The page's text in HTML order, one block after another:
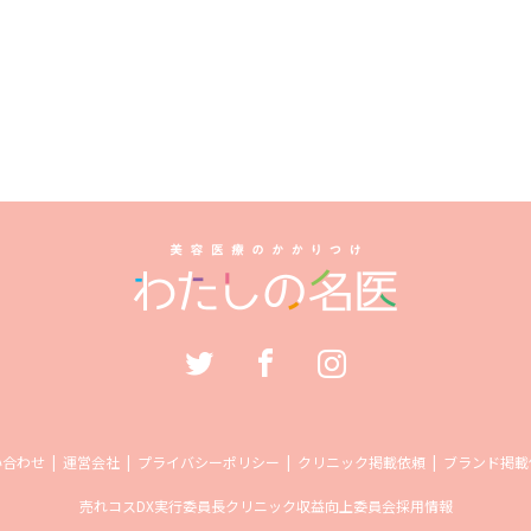
わせ 運営会社 プライバシーポリシー クリニック掲載依頼 ブランド掲
売れコスDX実行委員長クリニック収益向上委員会採用情報